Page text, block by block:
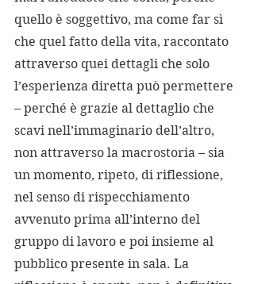
quello è soggettivo, ma come far sì
che quel fatto della vita, raccontato
attraverso quei dettagli che solo
l’esperienza diretta può permettere
– perché è grazie al dettaglio che
scavi nell’immaginario dell’altro,
non attraverso la macrostoria – sia
un momento, ripeto, di riflessione,
nel senso di rispecchiamento
avvenuto prima all’interno del
gruppo di lavoro e poi insieme al
pubblico presente in sala. La